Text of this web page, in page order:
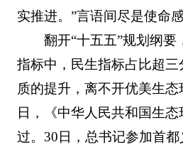
实推进。”言语间尽是使命
翻开“十五五”规划纲要
指标中，民生指标占比超
质的提升，离不开优美生
日，《中华人民共和国生
过。30日，总书记参加首